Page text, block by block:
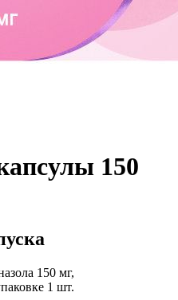
150
150 мг,
1 шт.